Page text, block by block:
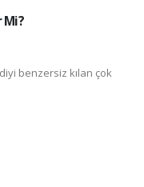
benzersiz kılan çok